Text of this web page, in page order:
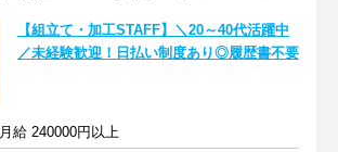
【組立て・加工STAFF】＼20～40代活躍中
／未経験歓迎！日払い制度あり◎履歴書不要
月給 240000円以上